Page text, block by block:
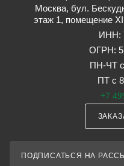
Москва, бул.
этаж 1, помещение
ИНН:
ОГРН:
ПН-ЧТ с
ПТ с
+7
ПОДПИСАТЬСЯ НА